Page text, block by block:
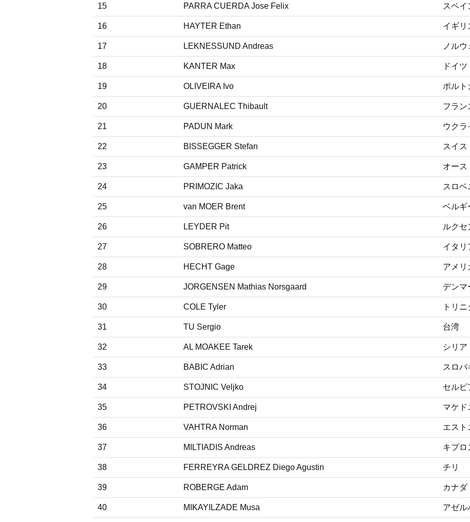
15 PARRA CUERDA Jose Felix スペイ
16 HAYTER Ethan イギリ
17 LEKNESSUND Andreas ノルウ
18 KANTER Max ドイツ
19 OLIVEIRA Ivo ポルト
20 GUERNALEC Thibault フラン
21 PADUN Mark ウクラ
22 BISSEGGER Stefan スイス
23 GAMPER Patrick オース
24 PRIMOZIC Jaka スロベ
25 van MOER Brent ベルギ
26 LEYDER Pit ルクセ
27 SOBRERO Matteo イタリ
28 HECHT Gage アメリ
29 JORGENSEN Mathias Norsgaard デンマ
30 COLE Tyler トリ
31 TU Sergio 台湾
32 AL MOAKEE Tarek シリア
33 BABIC Adrian スロバ
34 STOJNIC Veljko セルビ
35 PETROVSKI Andrej マケド
36 VAHTRA Norman エスト
37 MILTIADIS Andreas キプロ
38 FERREYRA GELDREZ Diego Agustin チリ
39 ROBERGE Adam カナダ
40 MIKAYILZADE Musa アゼル